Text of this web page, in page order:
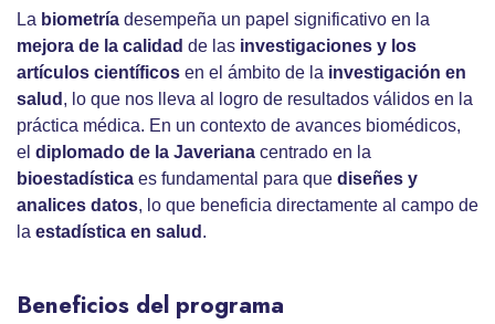
La biometría desempeña un papel significativo en la
mejora de la calidad de las investigaciones y los
artículos científicos en el ámbito de la investigación en
salud , lo que nos lleva al logro de resultados válidos en la
práctica médica. En un contexto de avances biomédicos,
el diplomado de la Javeriana centrado en la
bioestadística es fundamental para que diseñes y
analices datos, lo que beneficia directamente al campo de
la estadística en salud .
Beneficios del programa